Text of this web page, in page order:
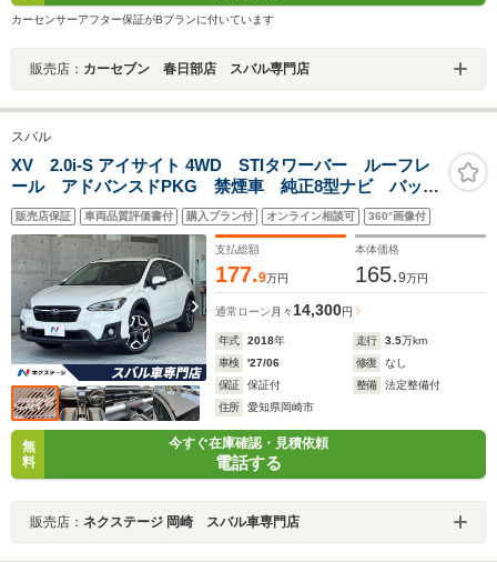
カーセンサーアフター保証がBプランに付いています
販売店： カーセブン 春日部店 スバル専門店
スバル
XV 2.0i-S アイサイト 4WD STIタワーバー ルーフレ
ール アドバンスドPKG 禁煙車 純正8型ナビ バック
カメラ ETC ドラレコ 純正18インチアルミ LEDヘ
ッド パワーシート アダプティブクルーズコントロー
販売店保証 車両品質評価書付 購入プラン付 オンライン相談可 360°画像付
支払総額
177.9万円
本体価格
165.9万円
通常ローン 月々 14,300円
年式 2018年 走行 3.5万km
車検
'27/06 修復
なし
保証
保証付 整備
法定整備付
住所
愛知県岡崎市
無
料
今すぐ在庫確認・見積依頼
電話する
販売店： ネクステージ 岡崎 スバル車専門店